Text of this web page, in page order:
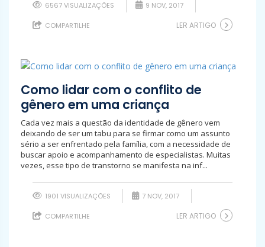
6567 VISUALIZAÇÕES 9 NOV, 2017
COMPARTILHE LER ARTIGO
Como lidar com o conflito de
gênero em uma criança
Cada vez mais a questão da identidade de gênero vem
deixando de ser um tabu para se firmar como um assunto
sério a ser enfrentado pela família, com a necessidade de
buscar apoio e acompanhamento de especialistas. Muitas
vezes, esse tipo de transtorno se manifesta na inf...
1901 VISUALIZAÇÕES 7 NOV, 2017
COMPARTILHE LER ARTIGO